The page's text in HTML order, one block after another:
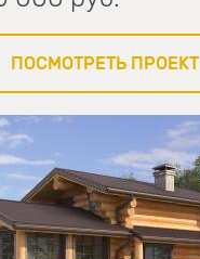
ПОСМОТРЕТЬ ПРОЕКТ